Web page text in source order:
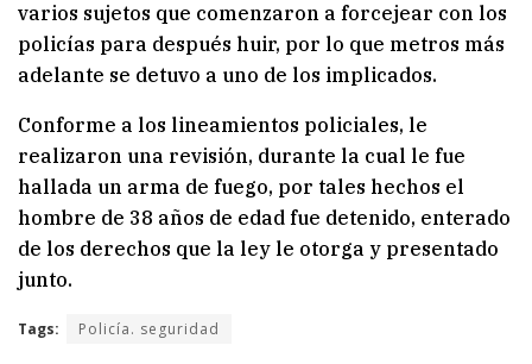
varios sujetos que comenzaron a forcejear con los
policías para después huir, por lo que metros más
adelante se detuvo a uno de los implicados.
Conforme a los lineamientos policiales, le
realizaron una revisión, durante la cual le fue
hallada un arma de fuego, por tales hechos el
hombre de 38 años de edad fue detenido, enterado
de los derechos que la ley le otorga y presentado
junto.
Tags: Policía. seguridad